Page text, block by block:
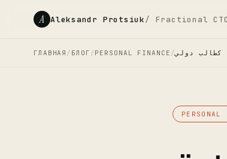
A Aleksandr Protsiuk/ Fractional CTO
ГЛАВНАЯ / БЛОГ /PERSONAL FINANCE /
PERSONAL